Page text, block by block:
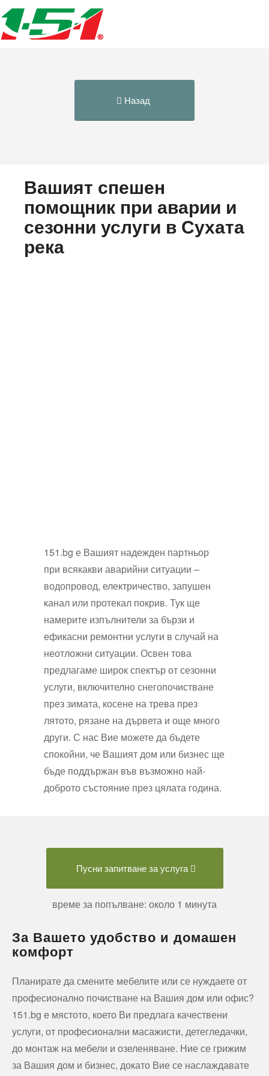
Назад
Вашият спешен
помощник при аварии и
сезонни услуги в Сухата
река
151.bg е Вашият надежден партньор
при всякакви аварийни ситуации –
водопровод, електричество, запушен
канал или протекал покрив. Тук ще
намерите изпълнители за бързи и
ефикасни ремонтни услуги в случай на
неотложни ситуации. Освен това
предлагаме широк спектър от сезонни
услуги, включително снегопочистване
през зимата, косене на трева през
лятото, рязане на дървета и още много
други. С нас Вие можете да бъдете
спокойни, че Вашият дом или бизнес ще
бъде поддържан във възможно най-
доброто състояние през цялата година.
Пусни запитване за услуга
време за попълване: около 1 минута
За Вашето удобство и домашен
комфорт
Планирате да смените мебелите или се нуждаете от
професионално почистване на Вашия дом или офис?
151.bg е мястото, което Ви предлага качествени
услуги, от професионални масажисти, детегледачки,
до монтаж на мебели и озеленяване. Ние се грижим
за Вашия дом и бизнес, докато Вие се наслаждавате